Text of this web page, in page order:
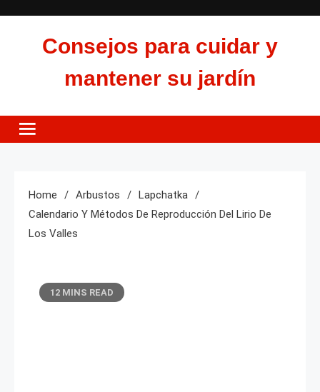
Consejos para cuidar y
mantener su jardín
Home Arbustos
Lapchatka
Calendario Y Métodos De Reproducción Del Lirio De
Los Valles
12 MINS READ